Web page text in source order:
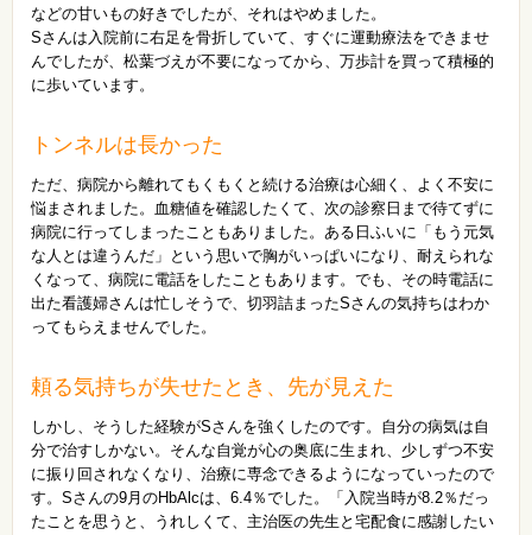
などの甘いもの好きでしたが、それはやめました。
Sさんは入院前に右足を骨折していて、すぐに運動療法をできませ
んでしたが、松葉づえが不要になってから、万歩計を買って積極的
に歩いています。
トンネルは長かった
ただ、病院から離れてもくもくと続ける治療は心細く、よく不安に
悩まされました。血糖値を確認したくて、次の診察日まで待てずに
病院に行ってしまったこともありました。ある日ふいに「もう元気
な人とは違うんだ」という思いで胸がいっぱいになり、耐えられな
くなって、病院に電話をしたこともあります。でも、その時電話に
出た看護婦さんは忙しそうで、切羽詰まったSさんの気持ちはわか
ってもらえませんでした。
頼る気持ちが失せたとき、先が見えた
しかし、そうした経験がSさんを強くしたのです。自分の病気は自
分で治すしかない。そんな自覚が心の奥底に生まれ、少しずつ不安
に振り回されなくなり、治療に専念できるようになっていったので
す。Sさんの9月のHbAlcは、6.4％でした。「入院当時が8.2％だっ
たことを思うと、うれしくて、主治医の先生と宅配食に感謝したい